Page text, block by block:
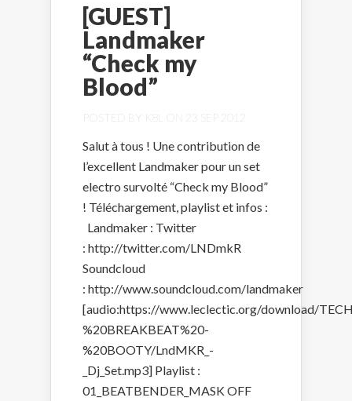
[GUEST]
Landmaker
“Check my
Blood”
POSTED BY K8L ON 23 SEP 2012
Salut à tous ! Une contribution de
l’excellent Landmaker pour un set
electro survolté “Check my Blood”
! Téléchargement, playlist et infos :
Landmaker : Twitter
: http://twitter.com/LNDmkR
Soundcloud
: http://www.soundcloud.com/landmaker
[audio:https://www.leclectic.org/download/
%20BREAKBEAT%20-
%20BOOTY/LndMKR_-
_Dj_Set.mp3] Playlist :
01_BEATBENDER_MASK OFF